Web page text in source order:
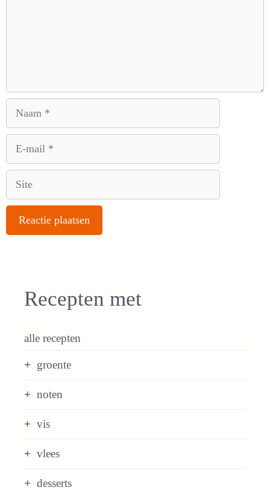
Recepten met
alle recepten
groente
noten
vis
vlees
desserts